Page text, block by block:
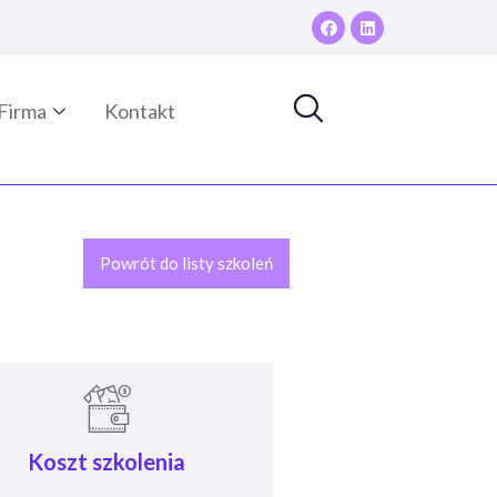
Firma Kontakt
Powrót do listy szkoleń
Koszt szkolenia